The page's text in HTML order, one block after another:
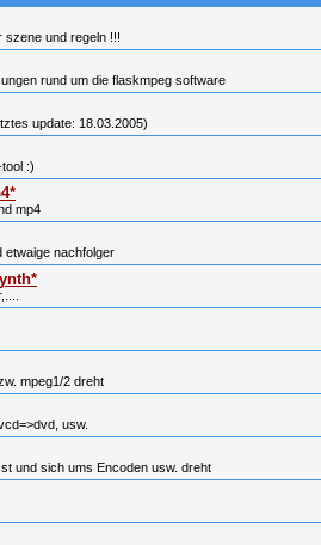
szene und regeln !!!
rund um die flaskmpeg software
update: 18.03.2005)
:)
mp4
etwaige nachfolger
mpeg1/2 dreht
usw.
und sich ums Encoden usw. dreht